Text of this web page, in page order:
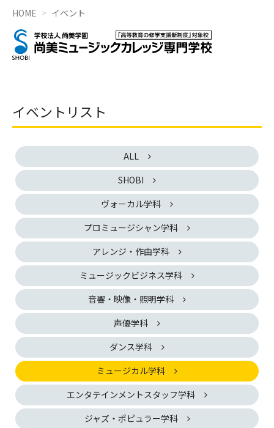
HOME イベント
イベントリスト
ALL
SHOBI
ヴォーカル学科
プロミュージシャン学科
アレンジ・作曲学科
ミュージックビジネス学科
音響・映像・照明学科
声優学科
ダンス学科
ミュージカル学科
エンタテインメントスタッフ学科
ジャズ・ポピュラー学科